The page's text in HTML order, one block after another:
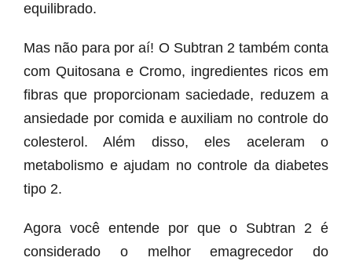
equilibrado.
Mas não para por aí! O Subtran 2 também conta
com Quitosana e Cromo, ingredientes ricos em
fibras que proporcionam saciedade, reduzem a
ansiedade por comida e auxiliam no controle do
colesterol. Além disso, eles aceleram o
metabolismo e ajudam no controle da diabetes
tipo 2.
Agora você entende por que o Subtran 2 é
considerado o melhor emagrecedor do